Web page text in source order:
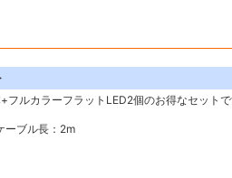
フルカラーフラットLED2個のお得なセット
ーブル長：2m